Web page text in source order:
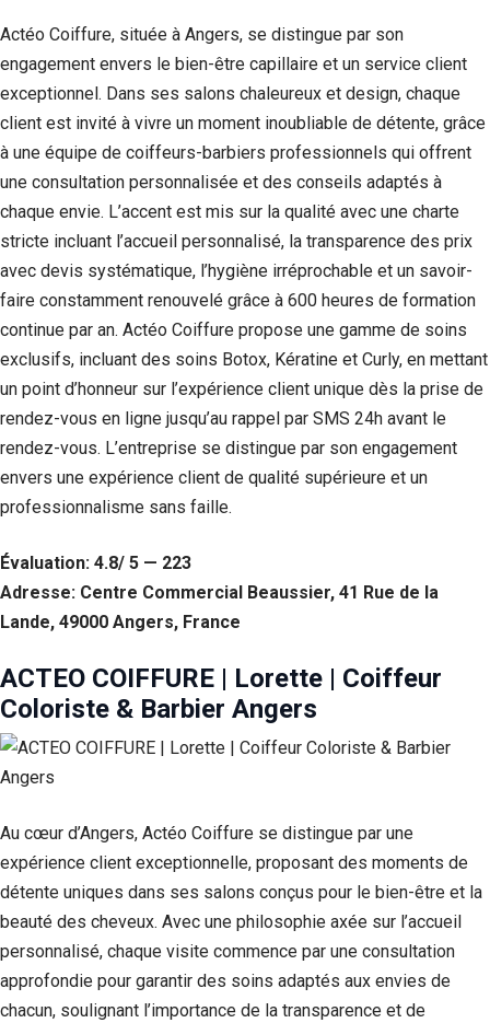
Actéo Coiffure, située à Angers, se distingue par son
engagement envers le bien-être capillaire et un service client
exceptionnel. Dans ses salons chaleureux et design, chaque
client est invité à vivre un moment inoubliable de détente, grâce
à une équipe de coiffeurs-barbiers professionnels qui offrent
une consultation personnalisée et des conseils adaptés à
chaque envie. L’accent est mis sur la qualité avec une charte
stricte incluant l’accueil personnalisé, la transparence des prix
avec devis systématique, l’hygiène irréprochable et un savoir-
faire constamment renouvelé grâce à 600 heures de formation
continue par an. Actéo Coiffure propose une gamme de soins
exclusifs, incluant des soins Botox, Kératine et Curly, en mettant
un point d’honneur sur l’expérience client unique dès la prise de
rendez-vous en ligne jusqu’au rappel par SMS 24h avant le
rendez-vous. L’entreprise se distingue par son engagement
envers une expérience client de qualité supérieure et un
professionnalisme sans faille.
Évaluation: 4.8/ 5 — 223
Adresse: Centre Commercial Beaussier, 41 Rue de la
Lande, 49000 Angers, France
ACTEO COIFFURE | Lorette | Coiffeur
Coloriste & Barbier Angers
Au cœur d’Angers, Actéo Coiffure se distingue par une
expérience client exceptionnelle, proposant des moments de
détente uniques dans ses salons conçus pour le bien-être et la
beauté des cheveux. Avec une philosophie axée sur l’accueil
personnalisé, chaque visite commence par une consultation
approfondie pour garantir des soins adaptés aux envies de
chacun, soulignant l’importance de la transparence et de